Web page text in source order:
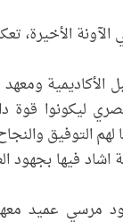
الأخيرة،
الأكاديمية
ليكونوا قوة
التوفيق
اشاد فيها بجهود
مرسي عميد